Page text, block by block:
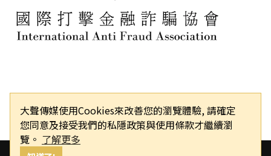
大聲傳媒使用Cookies來改善您的瀏覽體驗, 請確定
您同意及接受我們的私隱政策與使用條款才繼續瀏
覽。 了解更多